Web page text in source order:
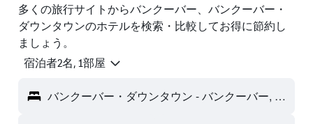
多くの旅行サイトからバンクーバー、バンクーバー・
ダウンタウンのホテルを検索・比較してお得に節約し
ましょう。
宿泊者2名, 1​部屋
バンクーバー・ダウンタウン - バンクーバー, BC, カナダ